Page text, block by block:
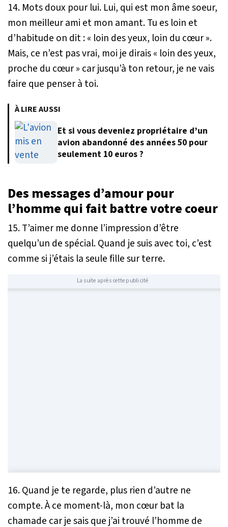
14. Mots doux pour lui. Lui, qui est mon âme soeur,
mon meilleur ami et mon amant. Tu es loin et
d’habitude on dit : « loin des yeux, loin du cœur ».
Mais, ce n’est pas vrai, moi je dirais « loin des yeux,
proche du cœur » car jusqu’à ton retour, je ne vais
faire que penser à toi.
À LIRE AUSSI
Et si vous deveniez propriétaire d’un
avion abandonné des années 50 pour
seulement 10 euros ?
Des messages d’amour pour
l’homme qui fait battre votre coeur
15. T’aimer me donne l’impression d’être
quelqu’un de spécial. Quand je suis avec toi, c’est
comme si j’étais la seule fille sur terre.
La suite après cette publicité
16. Quand je te regarde, plus rien d’autre ne
compte. À ce moment-là, mon cœur bat la
chamade car je sais que j’ai trouvé l’homme de